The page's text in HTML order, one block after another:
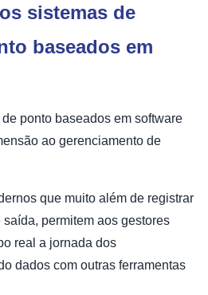
sistemas de
baseados em
ponto baseados em software
ao gerenciamento de
que muito além de registrar
permitem aos gestores
real a jornada dos
dados com outras ferramentas